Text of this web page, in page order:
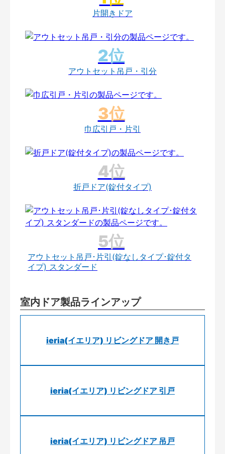
片開きドア
アウトセット吊戸・引分
巾広引戸・片引
折戸ドア(錠付タイプ)
アウトセット吊戸･片引(錠なしタイプ･錠付タ
イプ) スタンダード
室内ドア製品ラインアップ
ieria(イエリア) リビングドア 開き戸
ieria(イエリア) リビングドア 引戸
ieria(イエリア) リビングドア 吊戸